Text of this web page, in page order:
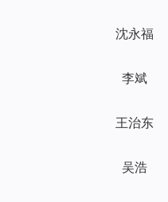
沈永福
李斌
王治东
吴浩